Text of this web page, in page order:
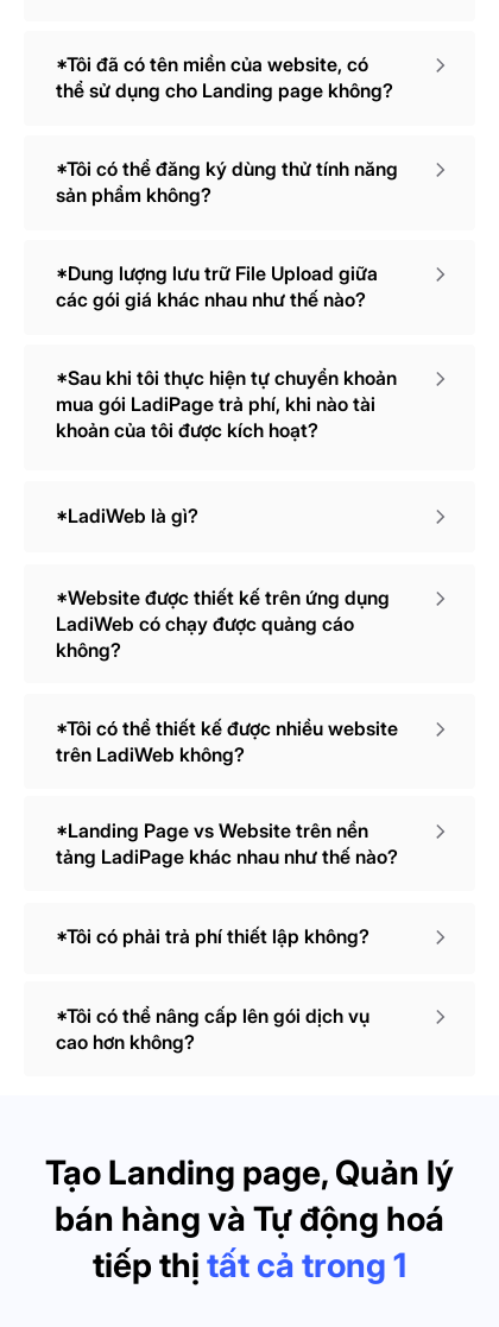
*Tôi đã có tên miền của website, có
thể sử dụng cho Landing page không?
*Tôi có thể đăng ký dùng thử tính năng
sản phẩm không?
*Dung lượng lưu trữ File Upload giữa
các gói giá khác nhau như thế nào?
*Sau khi tôi thực hiện tự chuyển khoản
mua gói LadiPage trả phí, khi nào tài
khoản của tôi được kích hoạt?
*LadiWeb là gì?
*Website được thiết kế trên ứng dụng
LadiWeb có chạy được quảng cáo
không?
*Tôi có thể thiết kế được nhiều website
trên LadiWeb không?
*Landing Page vs Website trên nền
tảng LadiPage khác nhau như thế nào?
*Tôi có phải trả phí thiết lập không?
*Tôi có thể nâng cấp lên gói dịch vụ
cao hơn không?
Tạo Landing page, Quản lý
bán hàng và Tự động hoá
tiếp thị tất cả trong 1